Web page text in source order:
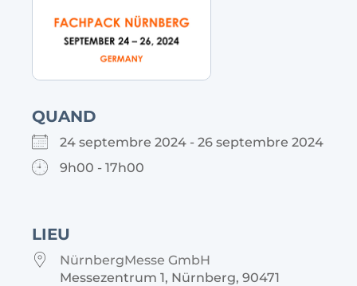
QUAND
24 septembre 2024 - 26 septembre 2024
9h00 - 17h00
LIEU
NürnbergMesse GmbH
Messezentrum 1, Nürnberg, 90471